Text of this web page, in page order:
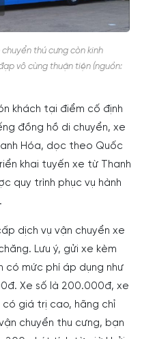
thú cưng còn kinh
vô cùng thuận tiện (nguồn:
khách tại điểm cố định
đồng hồ di chuyển, xe
Hóa, dọc theo Quốc
khai tuyến xe từ Thanh
quy trình phục vụ hành
dịch vụ vận chuyển xe
Lưu ý, gửi xe kèm
có mức phí áp dụng như
Xe số là 200.000đ, xe
giá trị cao, hãng chỉ
chuyển thu cưng, bạn